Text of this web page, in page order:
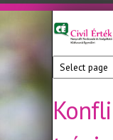
Ugrás a tartalomra
Nonprofit
Tanácsadó
és
Közhasznú
Egyesület